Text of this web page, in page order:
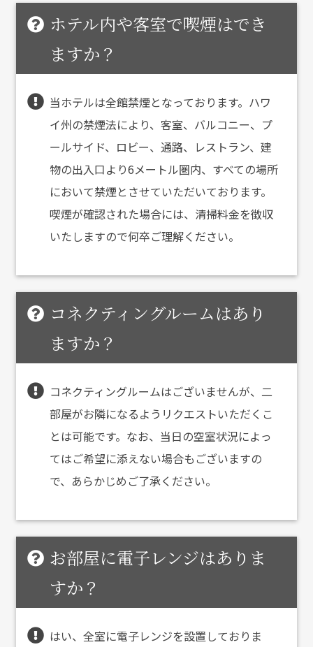
ホテル内や客室で喫煙はでき
ますか？
当ホテルは全館禁煙となっております。ハワ
イ州の禁煙法により、客室、バルコニー、プ
ールサイド、ロビー、通路、レストラン、建
物の出入口より6メートル圏内、すべての場所
において禁煙とさせていただいております。
喫煙が確認された場合には、清掃料金を徴収
いたしますので何卒ご理解ください。
コネクティングルームはあり
ますか？
コネクティングルームはございませんが、二
部屋がお隣になるようリクエストいただくこ
とは可能です。なお、当日の空室状況によっ
てはご希望に添えない場合もございますの
で、あらかじめご了承ください。
お部屋に電子レンジはありま
すか？
はい、全室に電子レンジを設置しておりま